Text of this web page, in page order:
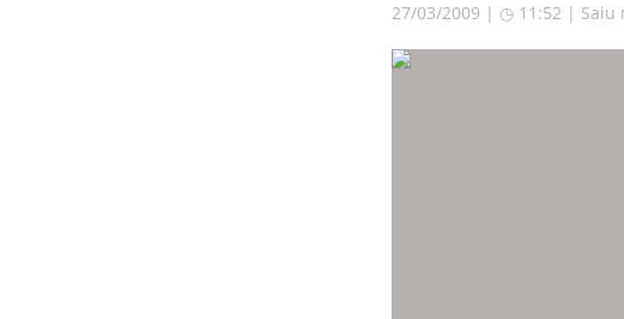
27/03/2009 | ◷ 11:52 | Saiu